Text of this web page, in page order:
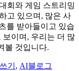
회와 게임 스트리밍
고 있으며, 많은 사
를 받아들이고 있습
보이며, 우리는 더 많
볼 것입니다.
기 , AI블로그